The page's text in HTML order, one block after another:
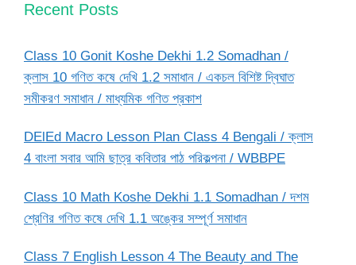
Recent Posts
Class 10 Gonit Koshe Dekhi 1.2 Somadhan /
ক্লাস 10 গণিত কষে দেখি 1.2 সমাধান / একচল বিশিষ্ট দ্বিঘাত
সমীকরণ সমাধান / মাধ্যমিক গণিত প্রকাশ
DElEd Macro Lesson Plan Class 4 Bengali / ক্লাস
4 বাংলা সবার আমি ছাত্র কবিতার পাঠ পরিকল্পনা / WBBPE
Class 10 Math Koshe Dekhi 1.1 Somadhan / দশম
শ্রেণির গণিত কষে দেখি 1.1 অঙ্কের সম্পূর্ণ সমাধান
Class 7 English Lesson 4 The Beauty and The